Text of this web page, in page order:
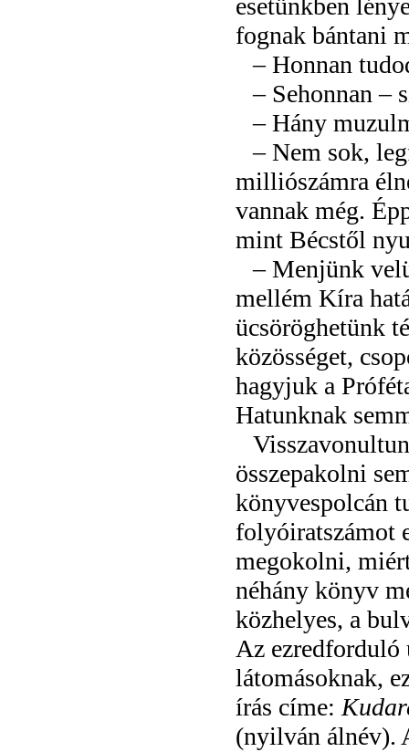
esetünkben
fognak bántani
– Honnan
– Sehonnan –
– Hány
– Nem sok,
milliószámra
vannak még.
mint Bécstől
– Menjünk
mellém Kíra
ücsöröghetünk
közösséget,
hagyjuk a
Hatunknak
összepakolni
könyvespolcán
folyóiratszámot
megokolni,
néhány könyv
közhelyes, a
Az ezredforduló
látomásoknak,
írás címe:
(nyilván álnév).